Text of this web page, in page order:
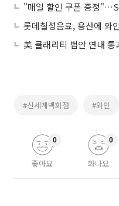
롯데칠성음료, 용산에 와
#신세계백화점 #와인
좋아요
0
화나요
0